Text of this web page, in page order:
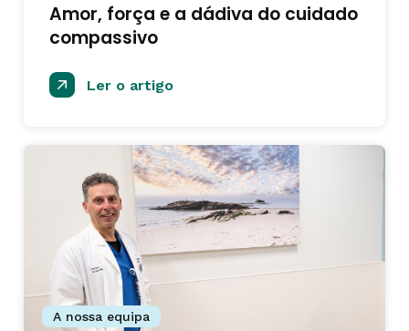
Amor, força e a dádiva do cuidado
compassivo
Ler o artigo
A nossa equipa